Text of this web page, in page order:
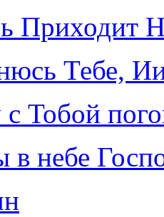
Приходит
Тебе,
Тобой
в небе